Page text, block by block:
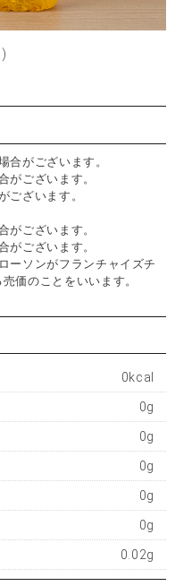
合がございます。
がございます。
ございます。
がございます。
がございます。
ーソンがフランチャイズチ
価のことをいいます。
0kcal
0g
0g
0g
0g
0g
0.02g